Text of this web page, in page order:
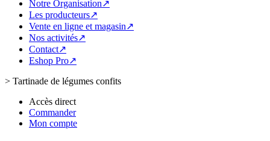
Notre Organisation↗
Les producteurs↗
Vente en ligne et magasin↗
Nos activités↗
Contact↗
Eshop Pro↗
> Tartinade de légumes confits
Accès direct
Commander
Mon compte